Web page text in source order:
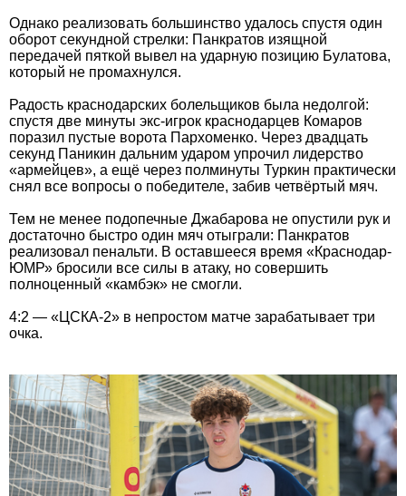
Однако реализовать большинство удалось спустя один
оборот секундной стрелки: Панкратов изящной
передачей пяткой вывел на ударную позицию Булатова,
который не промахнулся.
Радость краснодарских болельщиков была недолгой:
спустя две минуты экс-игрок краснодарцев Комаров
поразил пустые ворота Пархоменко. Через двадцать
секунд Паникин дальним ударом упрочил лидерство
«армейцев», а ещё через полминуты Туркин практически
снял все вопросы о победителе, забив четвёртый мяч.
Тем не менее подопечные Джабарова не опустили рук и
достаточно быстро один мяч отыграли: Панкратов
реализовал пенальти. В оставшееся время «Краснодар-
ЮМР» бросили все силы в атаку, но совершить
полноценный «камбэк» не смогли.
4:2 — «ЦСКА-2» в непростом матче зарабатывает три
очка.